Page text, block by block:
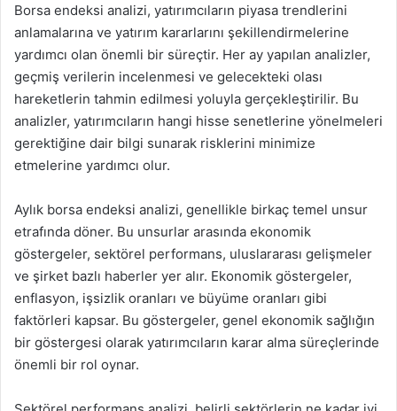
Borsa endeksi analizi, yatırımcıların piyasa trendlerini
anlamalarına ve yatırım kararlarını şekillendirmelerine
yardımcı olan önemli bir süreçtir. Her ay yapılan analizler,
geçmiş verilerin incelenmesi ve gelecekteki olası
hareketlerin tahmin edilmesi yoluyla gerçekleştirilir. Bu
analizler, yatırımcıların hangi hisse senetlerine yönelmeleri
gerektiğine dair bilgi sunarak risklerini minimize
etmelerine yardımcı olur.
Aylık borsa endeksi analizi, genellikle birkaç temel unsur
etrafında döner. Bu unsurlar arasında ekonomik
göstergeler, sektörel performans, uluslararası gelişmeler
ve şirket bazlı haberler yer alır. Ekonomik göstergeler,
enflasyon, işsizlik oranları ve büyüme oranları gibi
faktörleri kapsar. Bu göstergeler, genel ekonomik sağlığın
bir göstergesi olarak yatırımcıların karar alma süreçlerinde
önemli bir rol oynar.